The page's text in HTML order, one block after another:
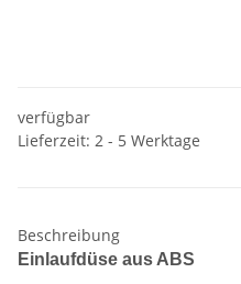
verfügbar
Lieferzeit: 2 - 5 Werktage
Beschreibung
Einlaufdüse aus ABS